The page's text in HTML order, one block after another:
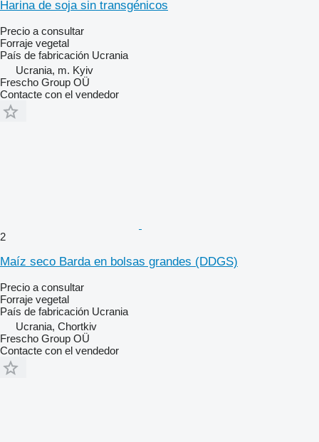
Harina de soja sin transgénicos
Precio a consultar
Forraje vegetal
País de fabricación Ucrania
Ucrania, m. Kyiv
Frescho Group OÜ
Contacte con el vendedor
2
Maíz seco Barda en bolsas grandes (DDGS)
Precio a consultar
Forraje vegetal
País de fabricación Ucrania
Ucrania, Chortkiv
Frescho Group OÜ
Contacte con el vendedor